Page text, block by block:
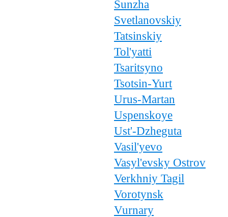
Sunzha
Svetlanovskiy
Tatsinskiy
Tol'yatti
Tsaritsyno
Tsotsin-Yurt
Urus-Martan
Uspenskoye
Ust'-Dzheguta
Vasil'yevo
Vasyl'evsky Ostrov
Verkhniy Tagil
Vorotynsk
Vurnary